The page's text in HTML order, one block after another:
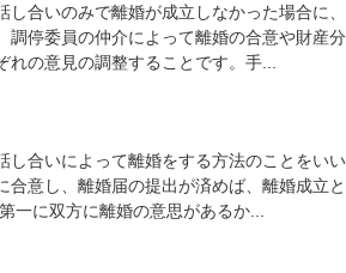
し合いのみで離婚が成立しなかった場合に
調停委員の仲介によって離婚の合意や財産
の意見の調整することです。手...
合いによって離婚をする方法のことをいい
合意し、離婚届の提出が済めば、離婚成立
一に双方に離婚の意思があるか...